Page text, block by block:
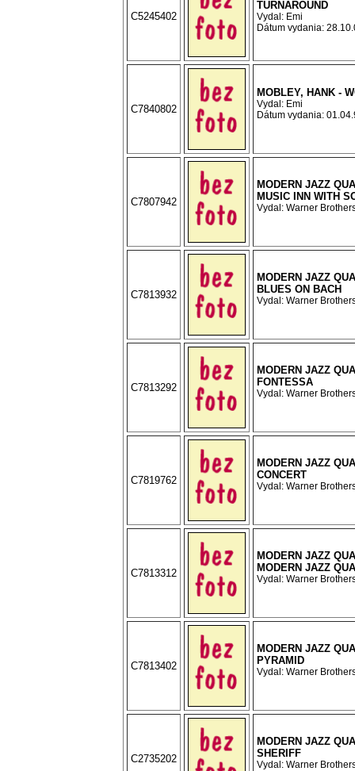
C5245402
TURNAROUND
Vydal: Emi
Dátum vydania:
C7840802
MOBLEY, HANK -
Vydal: Emi
Dátum vydania:
C7807942
MODERN JAZZ
MUSIC INN WITH
Vydal: Warner
C7813932
MODERN JAZZ
BLUES ON BACH
Vydal: Warner
C7813292
MODERN JAZZ
FONTESSA
Vydal: Warner
C7819762
MODERN JAZZ
CONCERT
Vydal: Warner
C7813312
MODERN JAZZ
MODERN JAZZ
Vydal: Warner
C7813402
MODERN JAZZ
PYRAMID
Vydal: Warner
C2735202
MODERN JAZZ
SHERIFF
Vydal: Warner